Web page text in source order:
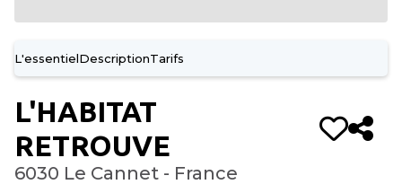
L'essentielDescriptionTarifs
L'HABITAT
RETROUVE
6030 Le Cannet - France